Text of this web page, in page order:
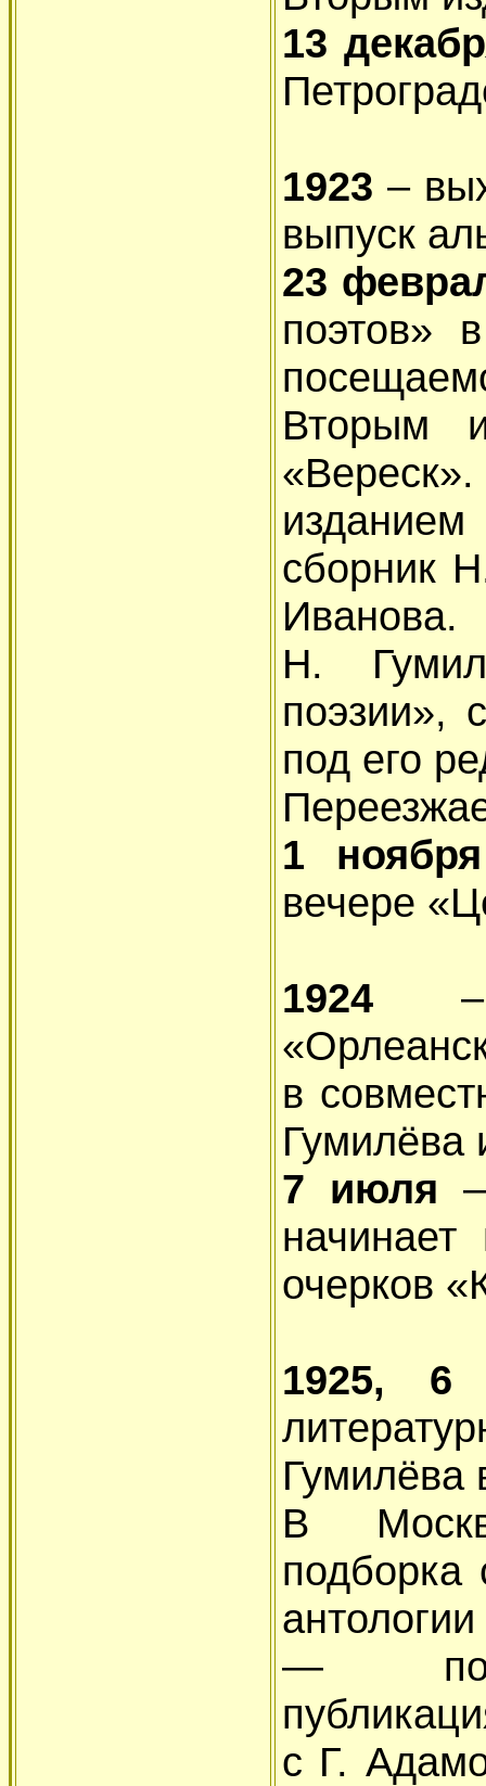
13
1923 –
выпуск
23
поэтов»
Вторым
сборник
Иванова.
Н.
поэзии»,
под его
1
вечере
1924
в
Гумилёва
7 июля
очерков
1925,
Гумилёва
В
подборка
—
с Г.